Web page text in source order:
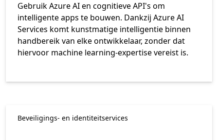
Gebruik Azure AI en cognitieve API's om
intelligente apps te bouwen. Dankzij Azure AI
Services komt kunstmatige intelligentie binnen
handbereik van elke ontwikkelaar, zonder dat
hiervoor machine learning-expertise vereist is.
Beveiligings- en identiteitservices